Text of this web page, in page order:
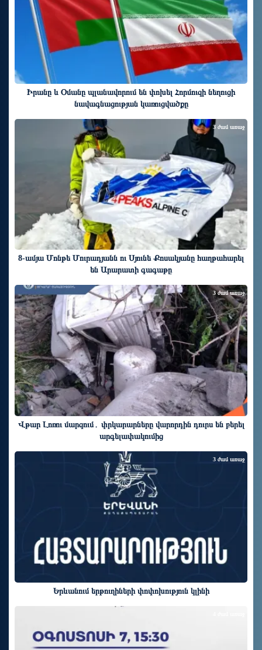
Իրանը և Օմանը պլանավորում են փոխել Հորմուզի նեղուցի
նավագնացության կառուցվածքը
8-ամյա Մոնթե Մուրադյանն ու Սյունե Քոսակյանը հաղթահարել
են Արարատի գագաթը
3 ժամ առաջ
Վթար Լոռու մարզում․ փրկարարները վարորդին դուրս են բերել
արգելափակումից
3 ժամ առաջ
Երևանում երթուղիների փոփոխություն կլինի
3 ժամ առաջ